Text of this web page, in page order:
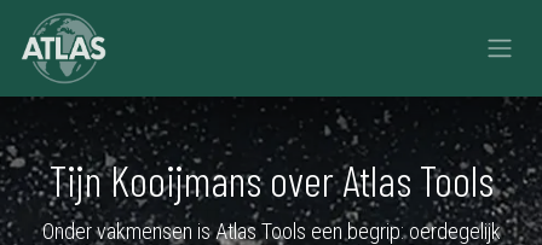
Se rendre au contenu
Tijn Kooijmans over Atlas Tools
Onder vakmensen is Atlas Tools een begrip: oerdegelijk